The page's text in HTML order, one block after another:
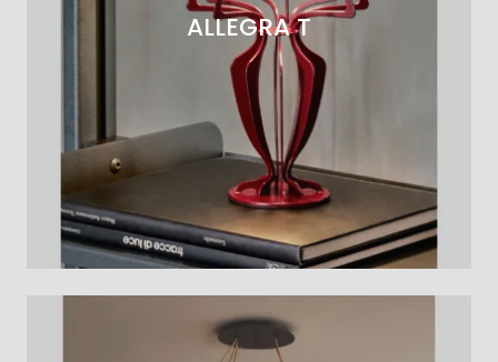
ALLEGRA T